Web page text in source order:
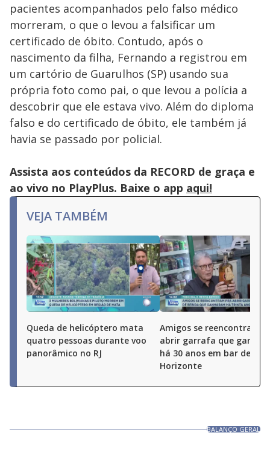
pacientes acompanhados pelo falso médico
morreram, o que o levou a falsificar um
certificado de óbito. Contudo, após o
nascimento da filha, Fernando a registrou em
um cartório de Guarulhos (SP) usando sua
própria foto como pai, o que levou a polícia a
descobrir que ele estava vivo. Além do diploma
falso e do certificado de óbito, ele também já
havia se passado por policial.
Assista aos conteúdos da RECORD de graça e
ao vivo no PlayPlus. Baixe o app aqui!
VEJA TAMBÉM
Queda de helicóptero mata
quatro pessoas durante voo
panorâmico no RJ
Amigos se reencontram
abrir garrafa que
há 30 anos em bar de
Horizonte
BALANÇO GERAL